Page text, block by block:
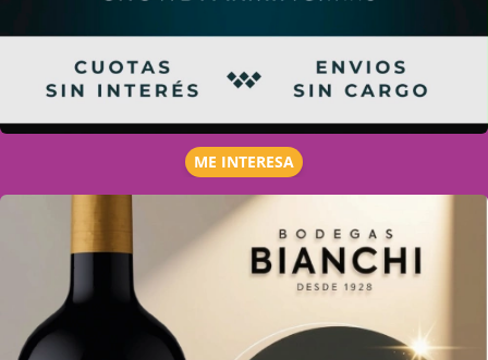
ME INTERESA